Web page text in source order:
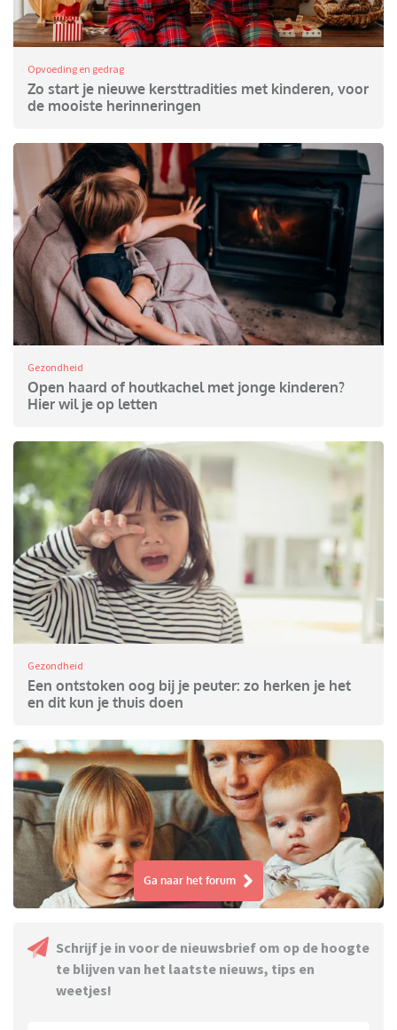
Opvoeding en gedrag
Zo start je nieuwe kersttradities met kinderen, voor
de mooiste herinneringen
Gezondheid
Open haard of houtkachel met jonge kinderen?
Hier wil je op letten
Gezondheid
Een ontstoken oog bij je peuter: zo herken je het
en dit kun je thuis doen
Ga naar het forum
Schrijf je in voor de nieuwsbrief om op de hoogte
te blijven van het laatste nieuws, tips en
weetjes!